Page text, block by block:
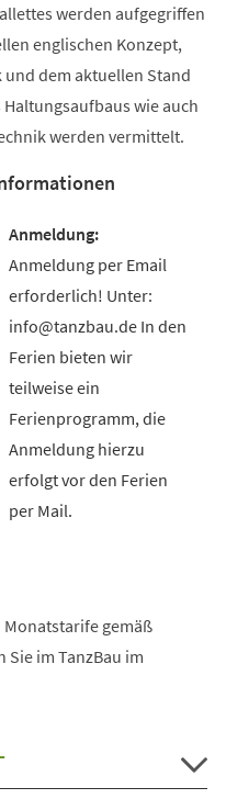
werden aufgegriffen
englischen Konzept,
dem aktuellen Stand
wie auch
werden vermittelt.
Anmeldung per Email
erforderlich! Unter:
info@tanzbau.de In den
Ferien bieten wir
teilweise ein
Ferienprogramm, die
Anmeldung hierzu
erfolgt vor den Ferien
per Mail.
gemäß
im TanzBau im